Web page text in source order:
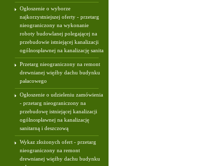
Ogłoszenie o wyborze
najkorzystniejszej oferty - przetarg
nieograniczony na wykonanie
roboty budowlanej polegającej na
przebudowie istniejącej kanalizacji
ogólnospławnej na kanalizację sanita
Przetarg nieograniczony na remont
drewnianej więźby dachu budynku
pałacowego
Ogłoszenie o udzieleniu zamówienia
- przetarg nieograniczony na
przebudowę istniejącej kanalizacji
ogólnospławnej na kanalizację
sanitarną i deszczową
Wykaz złożonych ofert - przetarg
nieograniczony na remont
drewnianej więźby dachu budynku